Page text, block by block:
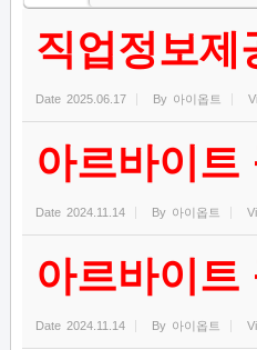
직업정보제
Date 2025.06.17 By 아이옵트
아르바이트
Date 2024.11.14 By 아이옵트
아르바이트
Date 2024.11.14 By 아이옵트